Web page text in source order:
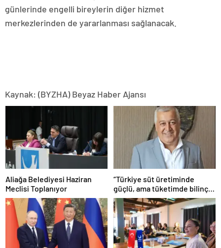
günlerinde engelli bireylerin diğer hizmet
merkezlerinden de yararlanması sağlanacak.
Kaynak: (BYZHA) Beyaz Haber Ajansı
Aliağa Belediyesi Haziran
Meclisi Toplanıyor
“Türkiye süt üretiminde
güçlü, ama tüketimde bilinç
şart”